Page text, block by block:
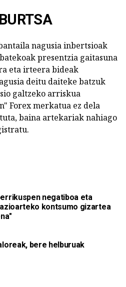
nagusia inbertsioak
presentzia gaitasuna
eta irteera bideak
deitu daiteke batzuk
galtzeko arriskua
Forex merkatua ez dela
baina artekariak nahiago
negatiboa eta
kontsumo gizartea
bere helburuak